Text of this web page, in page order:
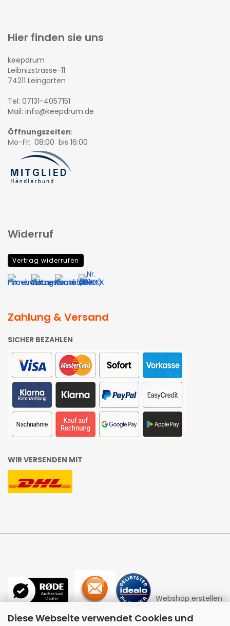
Diese Webseite verwendet Cookies und
Hier finden sie uns
keepdrum
Leibnizstrasse-11
74211 Leingarten
Tel: 07131-4057151
Mail: info@keepdrum.de
Öffnungszeiten:
Mo-Fr: 08:00 bis 16:00
Widerruf
Vertrag widerrufen
Zahlung & Versand
SICHER BEZAHLEN
WIR VERSENDEN MIT
Webshop erstellen